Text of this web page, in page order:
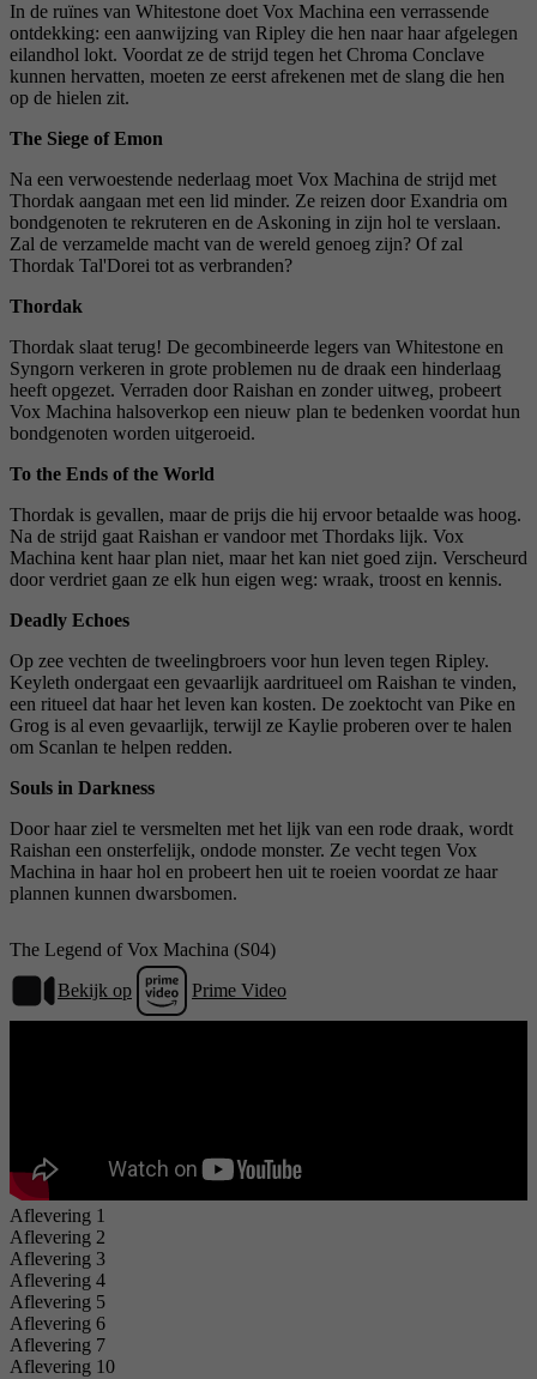
In de ruïnes van Whitestone doet Vox Machina een verrassende
ontdekking: een aanwijzing van Ripley die hen naar haar afgelegen
eilandhol lokt. Voordat ze de strijd tegen het Chroma Conclave
kunnen hervatten, moeten ze eerst afrekenen met de slang die hen
op de hielen zit.
The Siege of Emon
Na een verwoestende nederlaag moet Vox Machina de strijd met
Thordak aangaan met een lid minder. Ze reizen door Exandria om
bondgenoten te rekruteren en de Askoning in zijn hol te verslaan.
Zal de verzamelde macht van de wereld genoeg zijn? Of zal
Thordak Tal'Dorei tot as verbranden?
Thordak
Thordak slaat terug! De gecombineerde legers van Whitestone en
Syngorn verkeren in grote problemen nu de draak een hinderlaag
heeft opgezet. Verraden door Raishan en zonder uitweg, probeert
Vox Machina halsoverkop een nieuw plan te bedenken voordat hun
bondgenoten worden uitgeroeid.
To the Ends of the World
Thordak is gevallen, maar de prijs die hij ervoor betaalde was hoog.
Na de strijd gaat Raishan er vandoor met Thordaks lijk. Vox
Machina kent haar plan niet, maar het kan niet goed zijn. Verscheurd
door verdriet gaan ze elk hun eigen weg: wraak, troost en kennis.
Deadly Echoes
Op zee vechten de tweelingbroers voor hun leven tegen Ripley.
Keyleth ondergaat een gevaarlijk aardritueel om Raishan te vinden,
een ritueel dat haar het leven kan kosten. De zoektocht van Pike en
Grog is al even gevaarlijk, terwijl ze Kaylie proberen over te halen
om Scanlan te helpen redden.
Souls in Darkness
Door haar ziel te versmelten met het lijk van een rode draak, wordt
Raishan een onsterfelijk, ondode monster. Ze vecht tegen Vox
Machina in haar hol en probeert hen uit te roeien voordat ze haar
plannen kunnen dwarsbomen.
The Legend of Vox Machina (S04)
Bekijk op
Prime Video
Aflevering 1
Aflevering 2
Aflevering 3
Aflevering 4
Aflevering 5
Aflevering 6
Aflevering 7
Aflevering 10